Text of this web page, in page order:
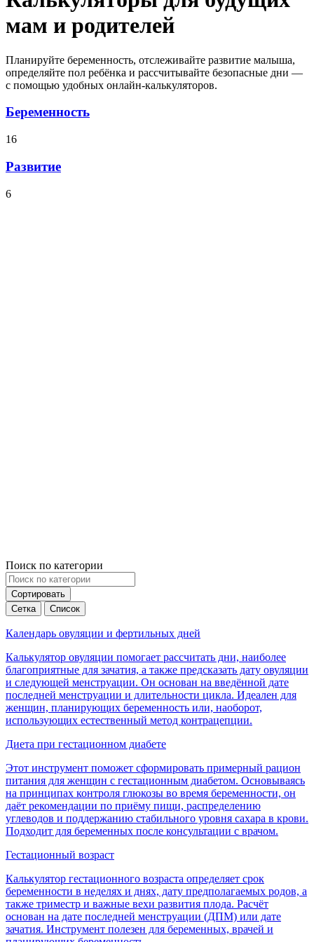
мам и родителей
Планируйте беременность, отслеживайте развитие малыша,
определяйте пол ребёнка и рассчитывайте безопасные дни —
с помощью удобных онлайн-калькуляторов.
Беременность
16
Развитие
6
Поиск по категории
Сортировать
Сетка
Список
Календарь овуляции и фертильных дней
Калькулятор овуляции помогает рассчитать дни, наиболее
благоприятные для зачатия, а также предсказать дату овуляции
и следующей менструации. Он основан на введённой дате
последней менструации и длительности цикла. Идеален для
женщин, планирующих беременность или, наоборот,
использующих естественный метод контрацепции.
Диета при гестационном диабете
Этот инструмент поможет сформировать примерный рацион
питания для женщин с гестационным диабетом. Основываясь
на принципах контроля глюкозы во время беременности, он
даёт рекомендации по приёму пищи, распределению
углеводов и поддержанию стабильного уровня сахара в крови.
Подходит для беременных после консультации с врачом.
Гестационный возраст
Калькулятор гестационного возраста определяет срок
беременности в неделях и днях, дату предполагаемых родов, а
также триместр и важные вехи развития плода. Расчёт
основан на дате последней менструации (ДПМ) или дате
зачатия. Инструмент полезен для беременных, врачей и